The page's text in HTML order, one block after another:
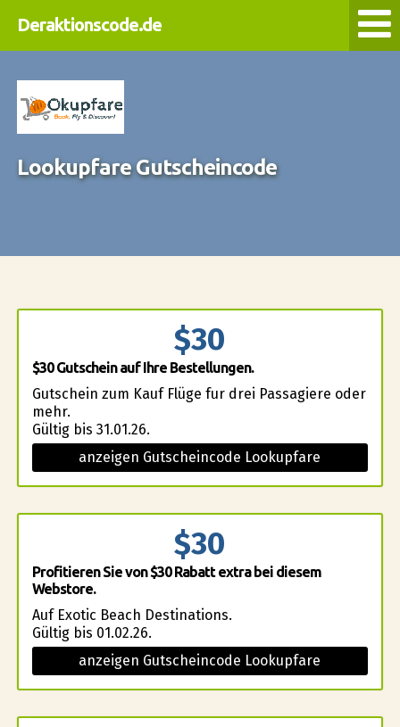
Deraktionscode.de
Lookupfare Gutscheincode
$30
$30 Gutschein auf Ihre Bestellungen.
Gutschein zum Kauf Flüge fur drei Passagiere oder
mehr.
Gültig bis 31.01.26.
anzeigen Gutscheincode Lookupfare
$30
Profitieren Sie von $30 Rabatt extra bei diesem
Webstore.
Auf Exotic Beach Destinations.
Gültig bis 01.02.26.
anzeigen Gutscheincode Lookupfare